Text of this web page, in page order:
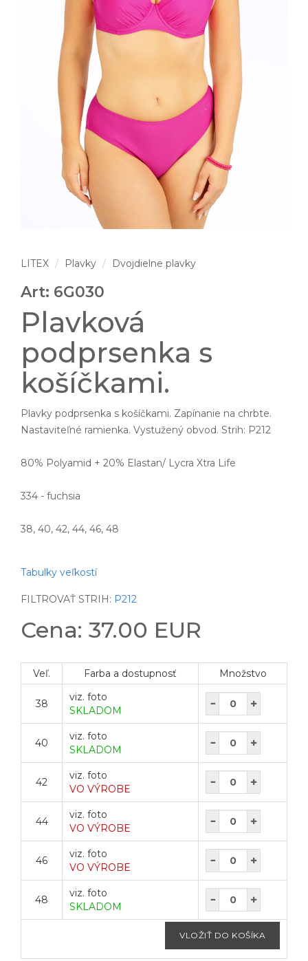
LITEX Plavky Dvojdielne plavky
Art: 6G030
Plavková
podprsenka s
košíčkami.
Plavky podprsenka s košíčkami. Zapínanie na chrbte.
Nastaviteľné ramienka. Vystužený obvod. Strih: P212
80% Polyamid + 20% Elastan/ Lycra Xtra Life
334 - fuchsia
38, 40, 42, 44, 46, 48
Tabulky veľkostí
FILTROVAŤ STRIH: P212
Cena: 37.00 EUR
Veľ. Farba a dostupnosť Množstvo
38
viz. foto
SKLADOM
40
viz. foto
SKLADOM
42
viz. foto
VO VÝROBE
44
viz. foto
VO VÝROBE
46
viz. foto
VO VÝROBE
48
viz. foto
SKLADOM